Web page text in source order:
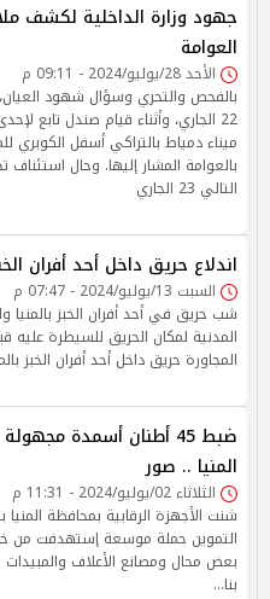
جهود وزارة الداخلية لكشف
العوامة
الأحد 28/يوليو/2024 - 09:11 م
بالفحص والتحري وسؤال شهود العيان،
22 الجاري، وأثناء قيام صندل تابع
ميناء دمياط بالتراكي أسفل الكوبري
بالعوامة المشار إليها. وحال استئناف
التالي 23 الجاري
اندلاع حريق داخل أحد أفران
السبت 13/يوليو/2024 - 07:47 م
شب حريق في أحد أفران الخبز بالمنيا
المدنية لمكان الحريق للسيطرة عليه
المجاورة حريق داخل أحد أفران الخبز
ضبط 45 أطنان أسمدة
المنيا .. صور
الثلاثاء 02/يوليو/2024 - 11:31 م
شنت الأجهزة الرقابية بمحافظة
التموين حملة موسعة إستهدفت من
بعض محال ومصانع الأعلاف والمبيدات
بنا…